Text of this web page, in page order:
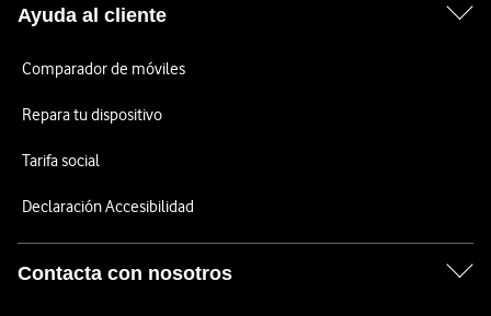
Ayuda al cliente
Comparador de móviles
Repara tu dispositivo
Tarifa social
Declaración Accesibilidad
Contacta con nosotros